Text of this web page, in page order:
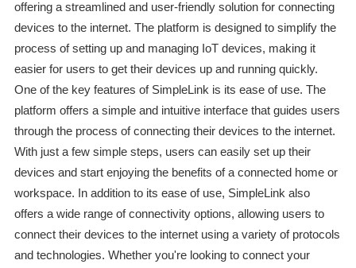
offering a streamlined and user-friendly solution for connecting
devices to the internet. The platform is designed to simplify the
process of setting up and managing IoT devices, making it
easier for users to get their devices up and running quickly.
One of the key features of SimpleLink is its ease of use. The
platform offers a simple and intuitive interface that guides users
through the process of connecting their devices to the internet.
With just a few simple steps, users can easily set up their
devices and start enjoying the benefits of a connected home or
workspace. In addition to its ease of use, SimpleLink also
offers a wide range of connectivity options, allowing users to
connect their devices to the internet using a variety of protocols
and technologies. Whether you're looking to connect your